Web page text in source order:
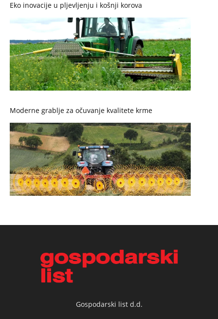
Eko inovacije u pljevljenju i košnji korova
Moderne grablje za očuvanje kvalitete krme
Gospodarski list d.d.